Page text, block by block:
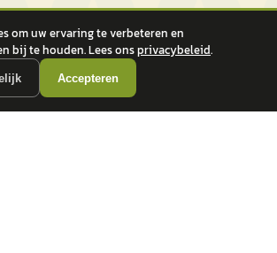
om uw ervaring te verbeteren en
bij te houden. Lees onsprivacybeleid.
Accepteren